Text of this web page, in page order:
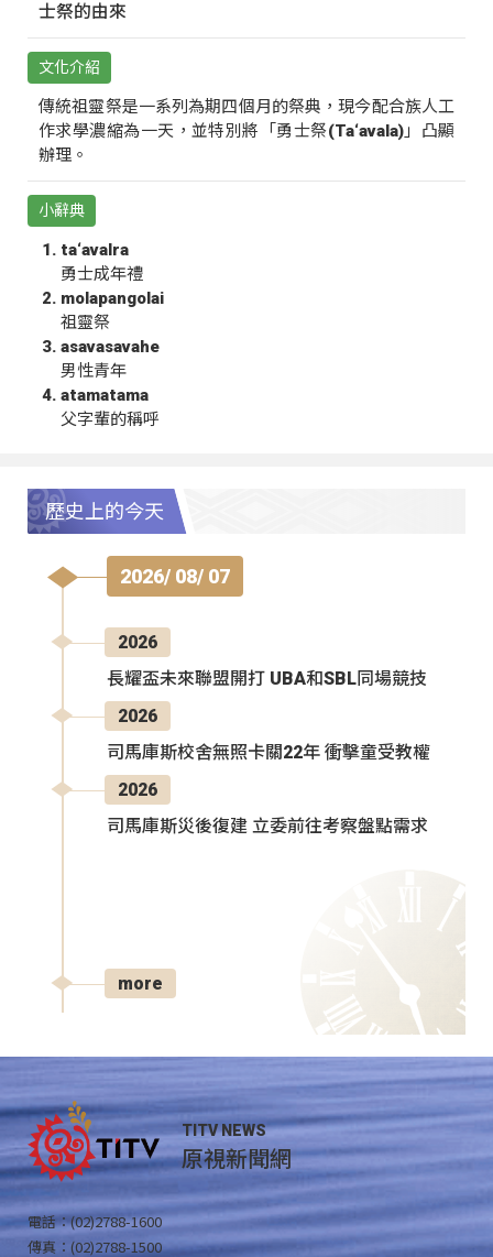
士祭的由來
文化介紹
傳統祖靈祭是一系列為期四個月的祭典，現今配合族人工
作求學濃縮為一天，並特別將「勇士祭(Ta‘avala)」凸顯
辦理。
小辭典
ta‘avalra
勇士成年禮
molapangolai
祖靈祭
asavasavahe
男性青年
atamatama
父字輩的稱呼
歷史上的今天
2026/ 08/ 07
2026
長耀盃未來聯盟開打 UBA和SBL同場競技
2026
司馬庫斯校舍無照卡關22年 衝擊童受教權
2026
司馬庫斯災後復建 立委前往考察盤點需求
more
TITV NEWS
原視新聞網
電話：(02)2788-1600
傳真：(02)2788-1500